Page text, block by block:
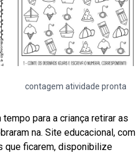
contagem atividade pronta
para a criança retirar as
na. Site educacional, com
que ficarem, disponibilize